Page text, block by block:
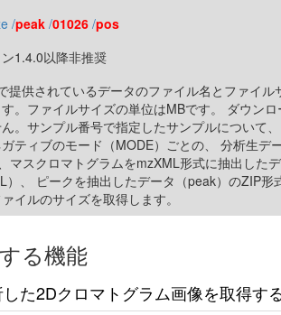
/peak /01026 /pos
1.4.0以降非推奨
提供されているデータのファイル名とファイル
。ファイルサイズの単位はMBです。 ダウン
。サンプル番号で指定したサンプルについて
ガティブのモード（MODE）ごとの、 分析生デ
、マスクロマトグラムをmzXML形式に抽出した
）、 ピークを抽出したデータ（peak）のZIP形
イルのサイズを取得します。
る機能
た2Dクロマトグラム画像を取得す